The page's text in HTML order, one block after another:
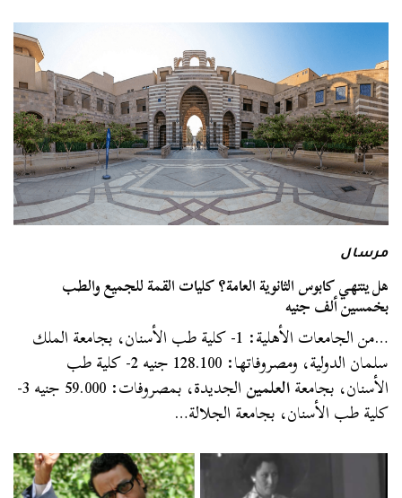
مرسال
هل ينتهي كابوس الثانوية العامة؟ كليات القمة للجميع والطب
بخمسين ألف جنيه
…من الجامعات الأهلية: 1- كلية طب الأسنان، بجامعة الملك
سلمان الدولية، ومصروفاتها: 128.100 جنيه 2- كلية طب
الأسنان، بجامعةالعلمين الجديدة، بمصروفات: 59.000 جنيه 3-
كلية طب الأسنان، بجامعة الجلالة…